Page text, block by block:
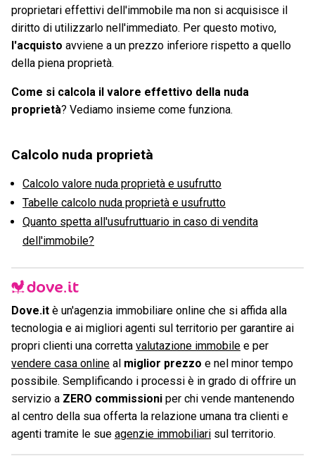
proprietari effettivi dell'immobile ma non si acquisisce il
diritto di utilizzarlo nell'immediato. Per questo motivo,
l'acquisto avviene a un prezzo inferiore rispetto a quello
della piena proprietà.
Come si calcola il valore effettivo della nuda
proprietà? Vediamo insieme come funziona.
Calcolo nuda proprietà
Calcolo valore nuda proprietà e usufrutto
Tabelle calcolo nuda proprietà e usufrutto
Quanto spetta all'usufruttuario in caso di vendita
dell'immobile?
Dove.it è un'agenzia immobiliare online che si affida alla
tecnologia e ai migliori agenti sul territorio per garantire ai
propri clienti una corretta valutazione immobile e per
vendere casa online al miglior prezzo e nel minor tempo
possibile. Semplificando i processi è in grado di offrire un
servizio a ZERO commissioni per chi vende mantenendo
al centro della sua offerta la relazione umana tra clienti e
agenti tramite le sue agenzie immobiliari sul territorio.